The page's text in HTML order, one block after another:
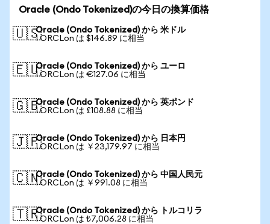
Oracle (Ondo Tokenized)の今日の換算価格
🇺🇸Oracle (Ondo Tokenized) から 米ドル
1 ORCLon は $146.89 に相当
🇪🇺Oracle (Ondo Tokenized) から ユーロ
1 ORCLon は €127.06 に相当
🇬🇧Oracle (Ondo Tokenized) から 英ポンド
1 ORCLon は £108.88 に相当
🇯🇵Oracle (Ondo Tokenized) から 日本円
1 ORCLon は ￥23,179.97 に相当
🇨🇳Oracle (Ondo Tokenized) から 中国人民元
1 ORCLon は ￥991.08 に相当
🇹🇷Oracle (Ondo Tokenized) から トルコリラ
1 ORCLon は ₺7,006.28 に相当